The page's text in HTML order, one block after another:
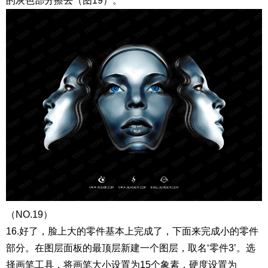
（NO.19）
16.好了，脸上大的零件基本上完成了，下面来完成小的零件
部分。在图层面板的最顶层新建一个图层，取名‘零件3’。选
择画笔工具，将画笔大小设置为15个象素，硬度设置为